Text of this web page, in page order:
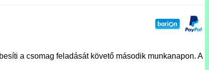
a csomag feladását követő második munkanapon. A